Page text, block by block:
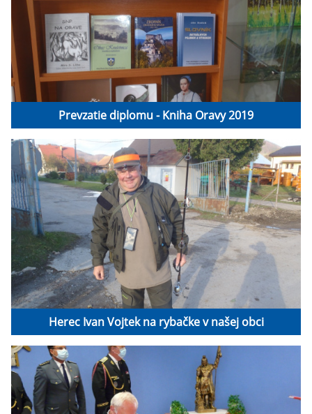
Prevzatie diplomu - Kniha Oravy 2019
Herec Ivan Vojtek na rybačke v našej obci